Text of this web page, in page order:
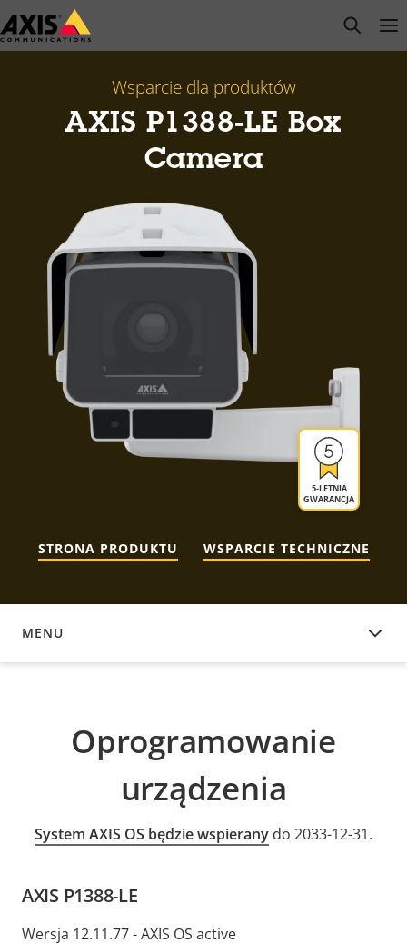
Przejdź
do
open
Wsparcie dla produktów
AXIS P1388-LE Box
Camera
5-LETNIA
GWARANCJA
STRONA PRODUKTU WSPARCIE TECHNICZNE
MENU
OPROGRAMOWANIE URZĄDZENIA
Oprogramowanie
urządzenia
System AXIS OS będzie wspierany do 2033-12-31.
AXIS P1388-LE
Wersja 12.11.77 - AXIS OS active